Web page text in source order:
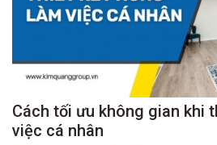
Cách tối ưu không gian khi
việc cá nhân